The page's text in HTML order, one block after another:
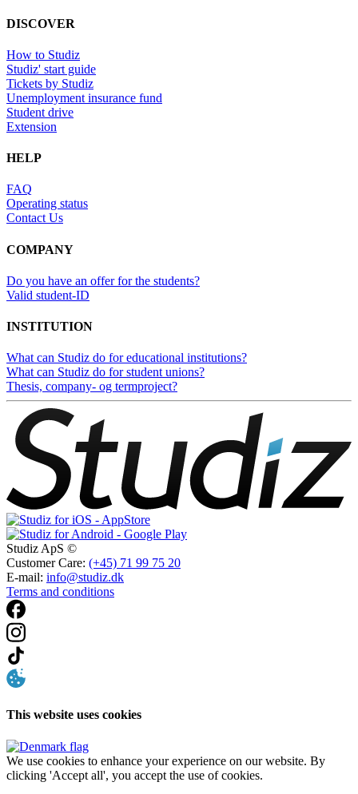
DISCOVER
How to Studiz
Studiz' start guide
Tickets by Studiz
Unemployment insurance fund
Student drive
Extension
HELP
FAQ
Operating status
Contact Us
COMPANY
Do you have an offer for the students?
Valid student-ID
INSTITUTION
What can Studiz do for educational institutions?
What can Studiz do for student unions?
Thesis, company- og termproject?
Studiz ApS ©
Customer Care: (+45) 71 99 75 20
E-mail: info@studiz.dk
Terms and conditions
This website uses cookies
We use cookies to enhance your experience on our website. By
clicking 'Accept all', you accept the use of cookies.